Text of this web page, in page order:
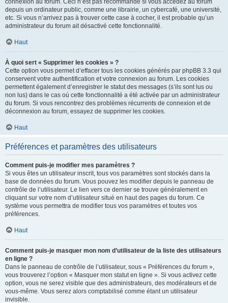
connexion au forum. Ceci n’est pas recommandé si vous accédez au forum
depuis un ordinateur public, comme une librairie, un cybercafé, une université,
etc. Si vous n’arrivez pas à trouver cette case à cocher, il est probable qu’un
administrateur du forum ait désactivé cette fonctionnalité.
Haut
À quoi sert « Supprimer les cookies » ?
Cette option vous permet d’effacer tous les cookies générés par phpBB 3.3 qui
conservent votre authentification et votre connexion au forum. Les cookies
permettent également d’enregistrer le statut des messages (s’ils sont lus ou
non lus) dans le cas où cette fonctionnalité a été activée par un administrateur
du forum. Si vous rencontrez des problèmes récurrents de connexion et de
déconnexion au forum, essayez de supprimer les cookies.
Haut
Préférences et paramètres des utilisateurs
Comment puis-je modifier mes paramètres ?
Si vous êtes un utilisateur inscrit, tous vos paramètres sont stockés dans la
base de données du forum. Vous pouvez les modifier depuis le panneau de
contrôle de l’utilisateur. Le lien vers ce dernier se trouve généralement en
cliquant sur votre nom d’utilisateur situé en haut des pages du forum. Ce
système vous permettra de modifier tous vos paramètres et toutes vos
préférences.
Haut
Comment puis-je masquer mon nom d’utilisateur de la liste des utilisateurs
en ligne ?
Dans le panneau de contrôle de l’utilisateur, sous « Préférences du forum »,
vous trouverez l’option « Masquer mon statut en ligne ». Si vous activez cette
option, vous ne serez visible que des administrateurs, des modérateurs et de
vous-même. Vous serez alors comptabilisé comme étant un utilisateur
invisible.